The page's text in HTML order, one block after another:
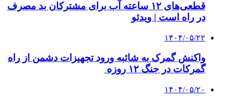
قطعی‌های ۱۲ ساعته آب برای مشترکان بد مصرف
در راه است | ویدئو
۱۴۰۴/۰۵/۲۲
واکنش گمرک به شائبه ورود تجهیزات دشمن از راه
گمرکات در جنگ ۱۲ روزه
۱۴۰۴/۰۵/۲۰